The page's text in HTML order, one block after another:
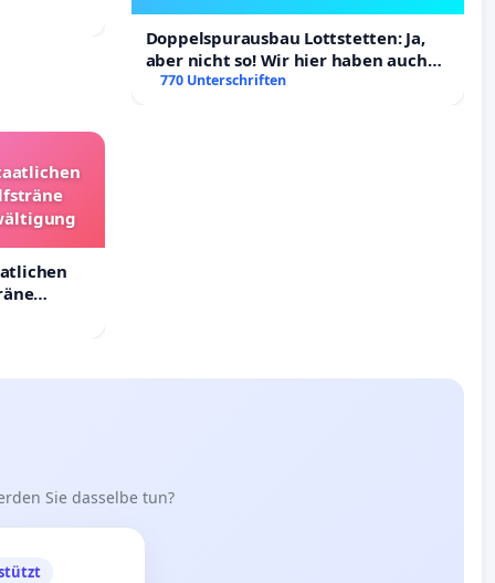
Doppelspurausbau Lottstetten: Ja,
aber nicht so! Wir hier haben auch
Rechte!
770 Unterschriften
Sie dasselbe tun?